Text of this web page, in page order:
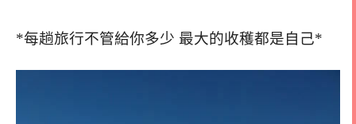
*每趟旅行不管給你多少 最大的收穫都是自己*